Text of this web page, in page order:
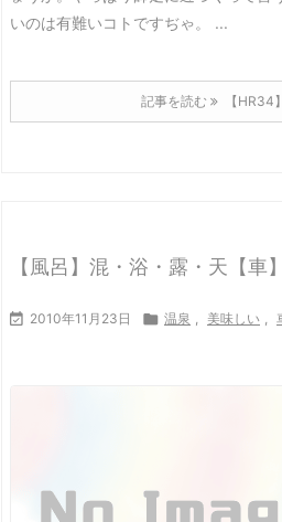
いのは有難いコトですぢゃ。 ...
記事を読む 【HR34
【風呂】混・浴・露・天【車】
 2010年11月23日  温泉 , 美味しい ,